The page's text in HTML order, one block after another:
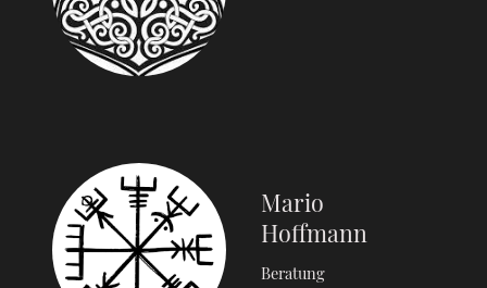
Mario
Hoffmann
Beratung